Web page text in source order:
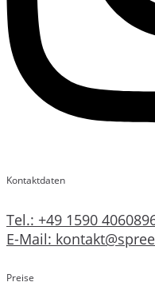
Kontaktdaten
Tel.: +49 1590
E-Mail:
Preise